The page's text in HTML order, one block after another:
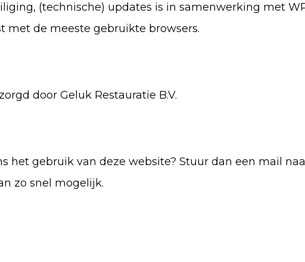
(technische) updates is in samenwerking met
met de meeste gebruikte browsers.
door Geluk Restauratie B.V.
het gebruik van deze website? Stuur dan een mail
zo snel mogelijk.